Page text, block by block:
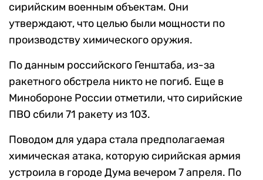
сирийским военным объектам. Они
утверждают, что целью были мощности по
производству химического оружия.
По данным российского Генштаба, из-за
ракетного обстрела никто не погиб. Еще в
Минобороне России отметили, что сирийские
ПВО сбили 71 ракету из 103.
Поводом для удара стала предполагаемая
химическая атака, которую сирийская армия
устроила в городе Дума вечером 7 апреля. По